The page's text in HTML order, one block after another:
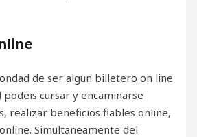
de ser algun billetero on line
cursar y encaminarse
realizar beneficios fiables online,
Simultaneamente del